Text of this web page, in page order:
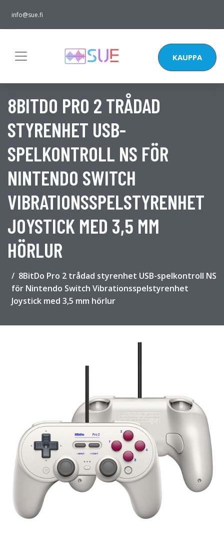
info@sue.fi
KAUPPA
8BITDO PRO 2 TRÅDAD
STYRENHET USB-
SPELKONTROLL NS FÖR
NINTENDO SWITCH
VIBRATIONSSPELSTYRENHET
JOYSTICK MED 3,5 MM
HÖRLUR
8BitDo Pro 2 trådad styrenhet USB-spelkontroll NS
för Nintendo Switch Vibrationsspelstyrenhet
Joystick med 3,5 mm hörlur